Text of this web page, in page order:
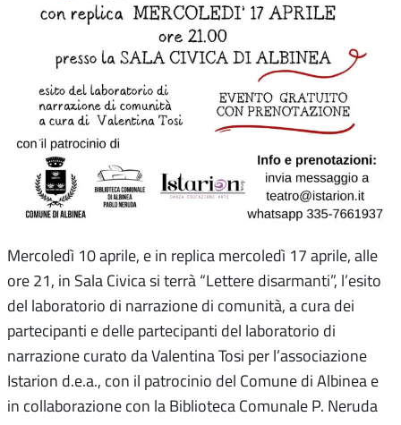
Mercoledì 10 aprile, e in replica mercoledì 17 aprile, alle
ore 21, in Sala Civica si terrà “Lettere disarmanti”, l’esito
del laboratorio di narrazione di comunità, a cura dei
partecipanti e delle partecipanti del laboratorio di
narrazione curato da Valentina Tosi per l’associazione
Istarion d.e.a., con il patrocinio del Comune di Albinea e
in collaborazione con la Biblioteca Comunale P. Neruda